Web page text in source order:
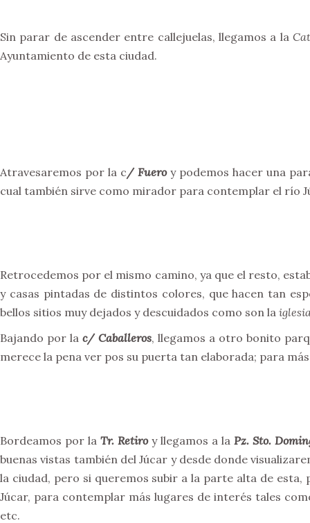
Sin parar de ascender entre callejuelas, llegamos a la
Ayuntamiento de esta ciudad.
Atravesaremos por la c/ Fueroy podemos hacer una
cual también sirve como mirador para contemplar el río
Retrocedemos por el mismo camino, ya que el resto,
y casas pintadas de distintos colores, que hacen tan
bellos sitios muy dejados y descuidados como son la
Bajando por la c/ Caballeros, llegamos a otro bonito
merece la pena ver pos su puerta tan elaborada; para
Bordeamos por laTr. Retiroy llegamos a laPz. Sto.
buenas vistas también del Júcar y desde donde
la ciudad, pero si queremos subir a la parte alta de
Júcar, para contemplar más lugares de interés tales
etc.